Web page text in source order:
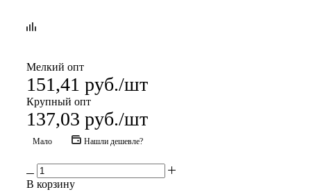
Мелкий опт
151,41 руб./шт
Крупный опт
137,03 руб./шт
Мало Нашли дешевле?
В корзину